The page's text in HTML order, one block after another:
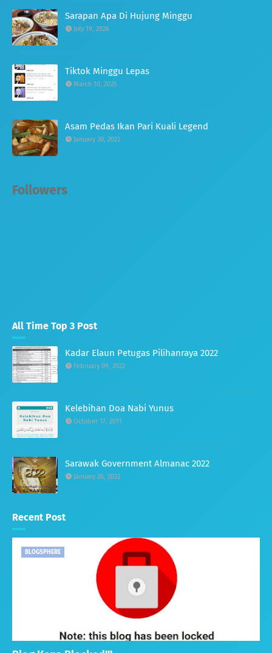
Sarapan Apa Di Hujung Minggu
July 19, 2026
Tiktok Minggu Lepas
March 10, 2025
Asam Pedas Ikan Pari Kuali Legend
January 30, 2023
Followers
All Time Top 3 Post
Kadar Elaun Petugas Pilihanraya 2022
February 09, 2022
Kelebihan Doa Nabi Yunus
October 17, 2011
Sarawak Government Almanac 2022
January 26, 2022
Recent Post
BLOGSPHERE